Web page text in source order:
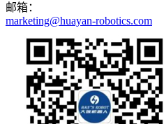
邮箱：
marketing@huayan-robotics.com